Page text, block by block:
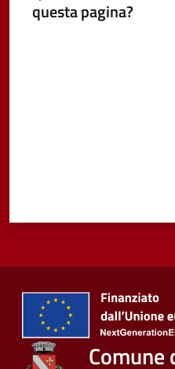
questa pagina?
Comune